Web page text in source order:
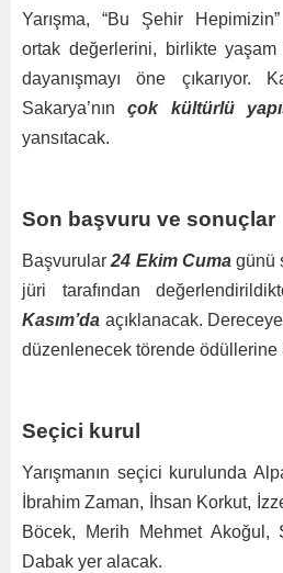
Yarışma, “Bu Şehir
ortak değerlerini, birlikte yaşam
dayanışmayı öne çıkarıyor.
Sakarya’nınçok kültürlü
yansıtacak.
Son başvuru ve sonuçlar
Başvurular24 Ekim Cumagünü
jüri tarafından
Kasım’da açıklanacak.
düzenlenecek törende ödüllerine
Seçici kurul
Yarışmanın seçici kurulunda
İbrahim Zaman, İhsan Korkut,
Böcek, Merih Mehmet Akoğul,
Dabak yer alacak.